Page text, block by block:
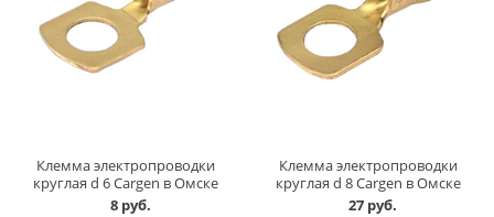
Клемма электропроводки
круглая d 6 Cargen в Омске
8 руб.
Клемма электропроводки
круглая d 8 Cargen в Омске
27 руб.